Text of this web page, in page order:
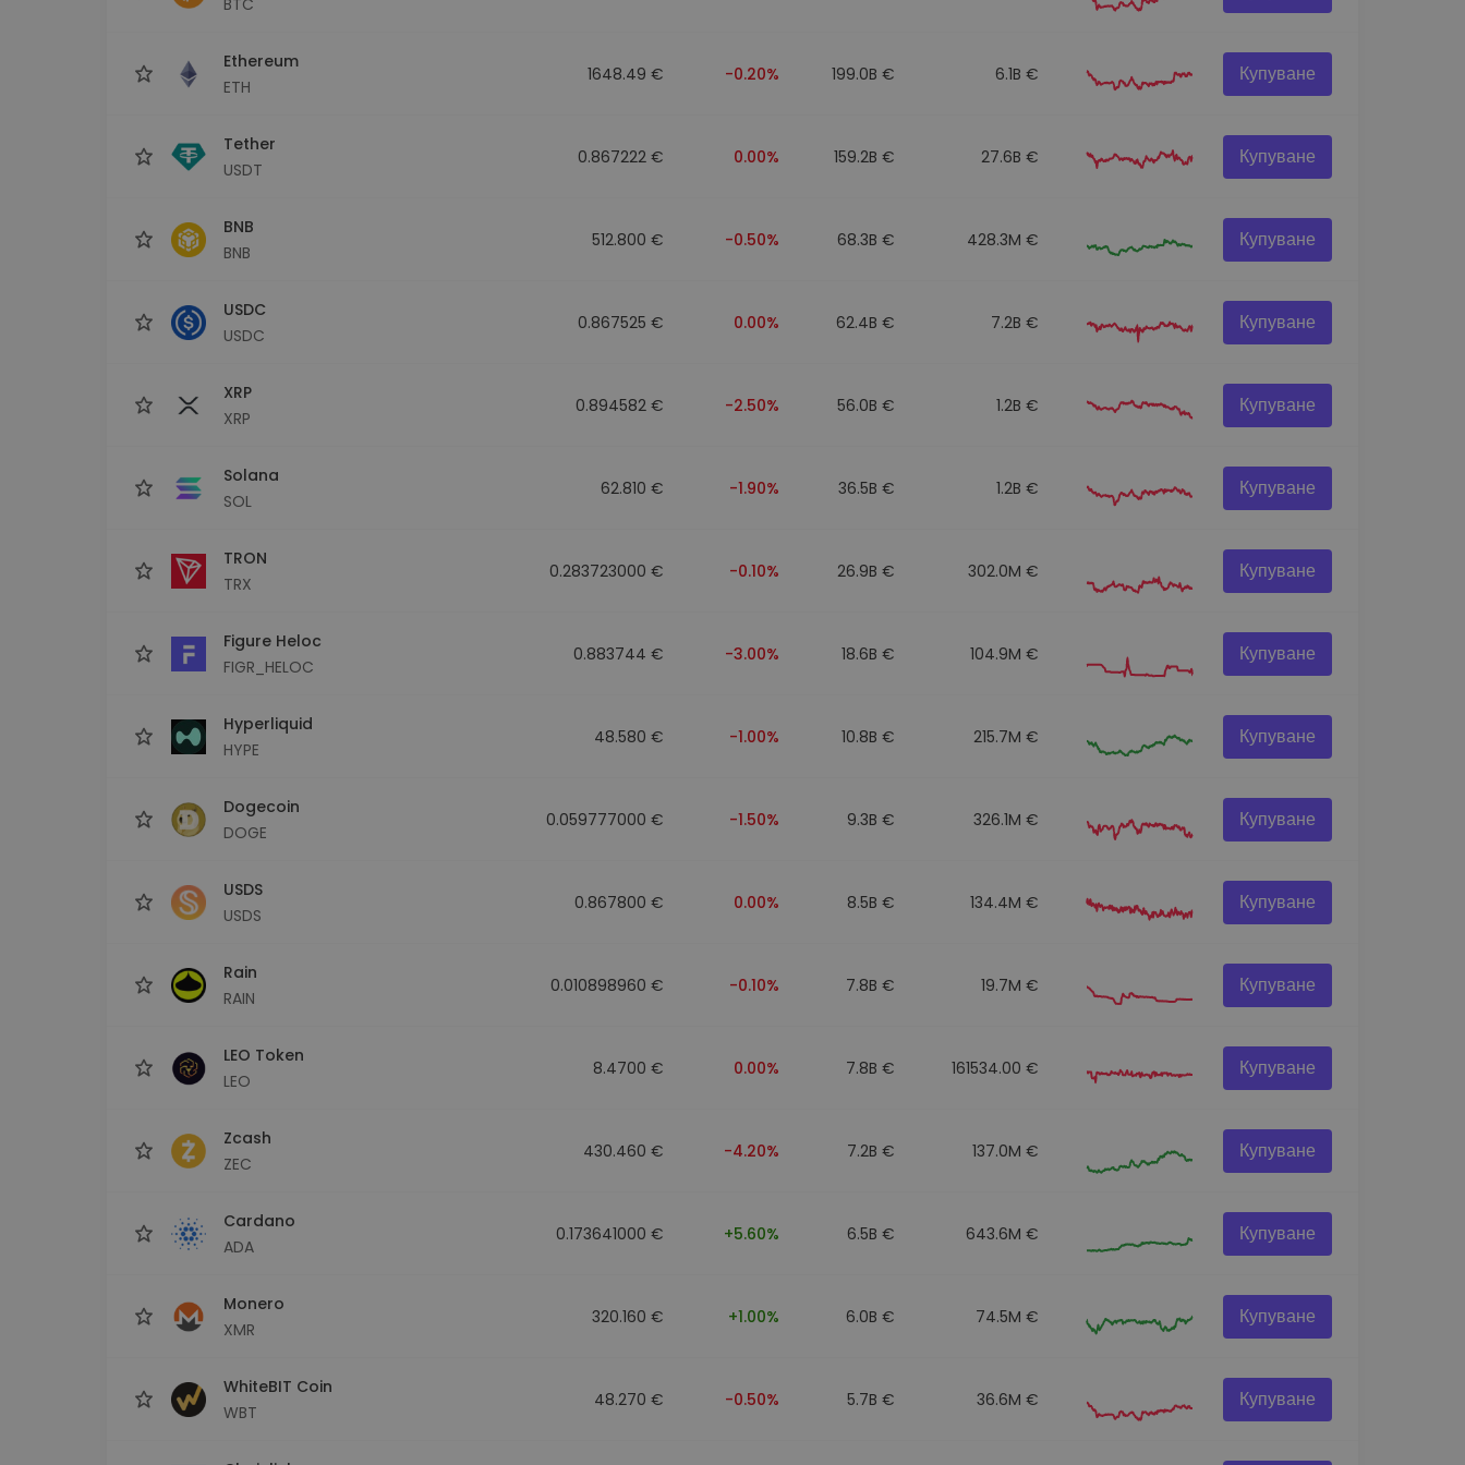
Ethereum
ETH
1648.49 € -0.20% 199.0B € 6.1B € Купуване
Tether
USDT
0.867222 € 0.00% 159.2B € 27.6B € Купуване
BNB
BNB
512.800 € -0.50% 68.3B € 428.3M € Купуване
USDC
USDC
0.867525 € 0.00% 62.4B € 7.2B € Купуване
XRP
XRP
0.894582 € -2.50% 56.0B € 1.2B € Купуване
Solana
SOL
62.810 € -1.90% 36.5B € 1.2B € Купуване
TRON
TRX
0.283723000 € -0.10% 26.9B € 302.0M € Купуване
Figure Heloc
FIGR_HELOC
0.883744 € -3.00% 18.6B € 104.9M € Купуване
Hyperliquid
HYPE
48.580 € -1.00% 10.8B € 215.7M € Купуване
Dogecoin
DOGE
0.059777000 € -1.50% 9.3B € 326.1M € Купуване
USDS
USDS
0.867800 € 0.00% 8.5B € 134.4M € Купуване
Rain
RAIN
0.010898960 € -0.10% 7.8B € 19.7M € Купуване
LEO Token
LEO
8.4700 € 0.00% 7.8B € 161534.00 € Купуване
Zcash
ZEC
430.460 € -4.20% 7.2B € 137.0M € Купуване
Cardano
ADA
0.173641000 € +5.60% 6.5B € 643.6M € Купуване
Monero
XMR
320.160 € +1.00% 6.0B € 74.5M € Купуване
WhiteBIT Coin
WBT
48.270 € -0.50% 5.7B € 36.6M € Купуване